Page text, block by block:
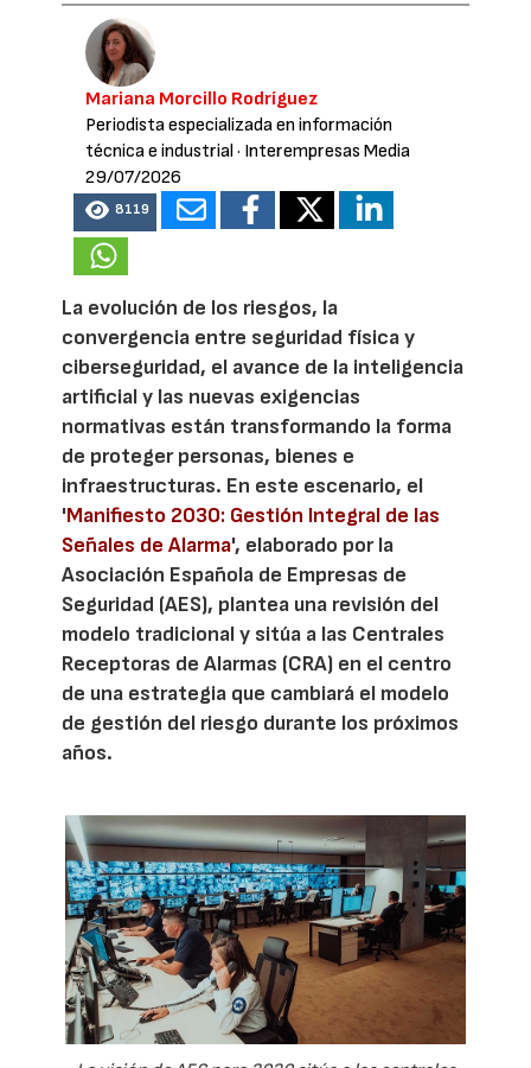
Mariana Morcillo Rodríguez
Periodista especializada en información
técnica e industrial· Interempresas Media
29/07/2026
8119
La evolución de los riesgos, la
convergencia entre seguridad física y
ciberseguridad, el avance de la inteligencia
artificial y las nuevas exigencias
normativas están transformando la forma
de proteger personas, bienes e
infraestructuras. En este escenario, el
'Manifiesto 2030: Gestión Integral de las
Señales de Alarma', elaborado por la
Asociación Española de Empresas de
Seguridad (AES), plantea una revisión del
modelo tradicional y sitúa a las Centrales
Receptoras de Alarmas (CRA) en el centro
de una estrategia que cambiará el modelo
de gestión del riesgo durante los próximos
años.